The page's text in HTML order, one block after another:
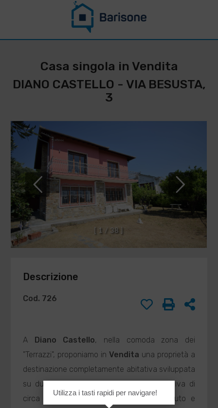
RESTARE
AGGIORNATO SU
QUESTO
IMMOBILE
IMMOBILIARE
BARISONE
DI
*
Nome
*
Telefono
*
Email
Compilando ed
modulo di
dell'informativa
privacy.
INVIA
Casa singola in Vendita
DIANO CASTELLO - VIA BESUSTA,
3
1 / 38
Descrizione
Cod. 726
A Diano Castello, nella comoda zona dei
"Terrazzi", proponiamo in Vendita una proprietà a
destinazione completamente abitativa sviluppata
su due livelli per una superficie complessiva di
circa 180 mq oltre a balconi con box auto e
Utilizza i tasti rapidi per navigare!